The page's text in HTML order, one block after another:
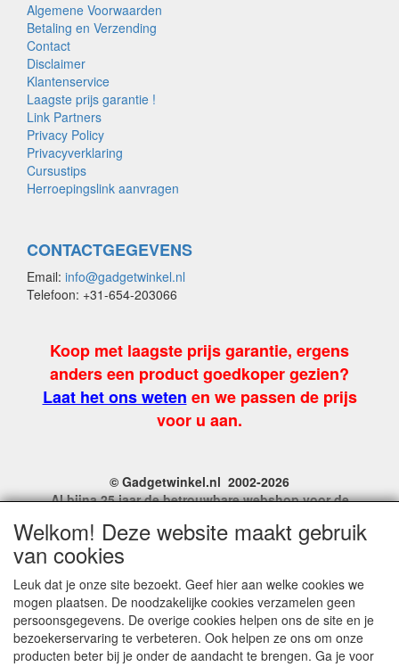
Algemene Voorwaarden
Betaling en Verzending
Contact
Disclaimer
Klantenservice
Laagste prijs garantie !
Link Partners
Privacy Policy
Privacyverklaring
Cursustips
Herroepingslink aanvragen
CONTACTGEGEVENS
Email: info@gadgetwinkel.nl
Telefoon: +31-654-203066
Koop met laagste prijs garantie, ergens
anders een product goedkoper gezien?
Laat het ons weten en we passen de prijs
voor u aan.
© Gadgetwinkel.nl 2002-2026
Al bijna 25 jaar de betrouwbare webshop voor de
Site Name, Ownership and Design Copyright by
another website, or otherwise copied or reproduced without
our explicit written permission.
For more information on this site please contact:
webmaster@gadgetwinkel.nl
KvK No. 14060358
Welkom! Deze website maakt gebruik
van cookies
Leuk dat je onze site bezoekt. Geef hier aan welke cookies we
mogen plaatsen. De noodzakelijke cookies verzamelen geen
persoonsgegevens. De overige cookies helpen ons de site en je
bezoekerservaring te verbeteren. Ook helpen ze ons om onze
producten beter bij je onder de aandacht te brengen. Ga je voor